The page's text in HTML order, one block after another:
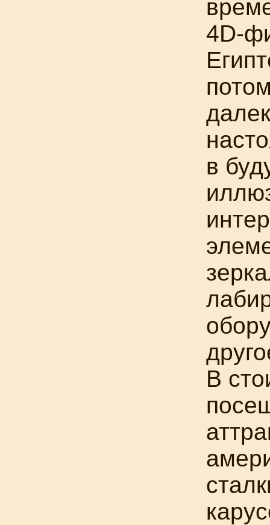
4D-
в
В